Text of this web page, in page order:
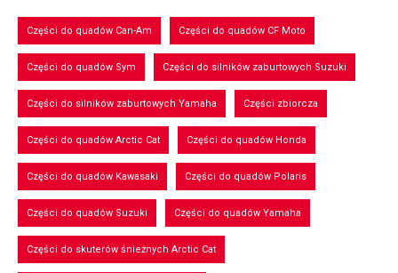
Części do quadów Can-Am Części do quadów CF Moto
Części do quadów Sym Części do silników zaburtowych Suzuki
Części do silników zaburtowych Yamaha Części zbiorcza
Części do quadów Arctic Cat Części do quadów Honda
Części do quadów Kawasaki Części do quadów Polaris
Części do quadów Suzuki Części do quadów Yamaha
Części do skuterów śnieżnych Arctic Cat